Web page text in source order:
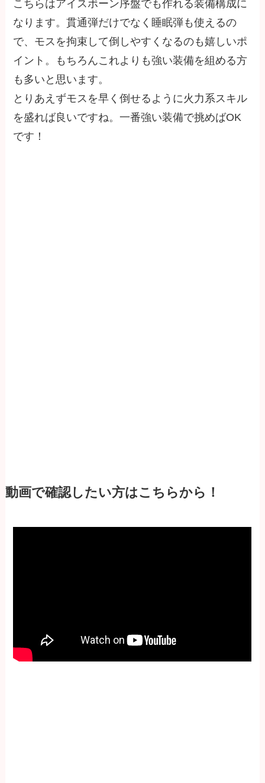
こちらはアイスボーン序盤でも作れる装備構成に
なります。貫通弾だけでなく睡眠弾も使えるの
で、モスを拘束して倒しやすくなるのも嬉しいポ
イント。もちろんこれよりも強い装備を組める方
も多いと思います。
とりあえずモスを早く倒せるように火力系スキル
を盛れば良いですね。一番強い装備で挑めばOK
です！
動画で確認したい方はこちらから！